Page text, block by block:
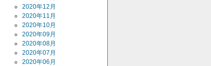
2020年12月
2020年11月
2020年10月
2020年09月
2020年08月
2020年07月
2020年06月